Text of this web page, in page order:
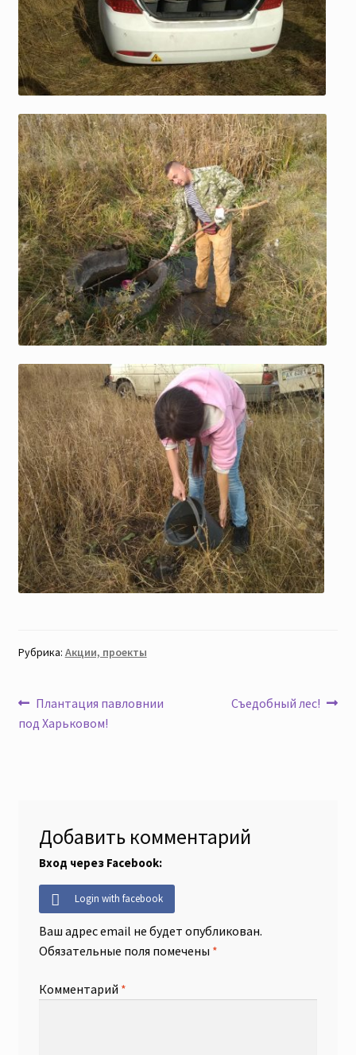
Рубрика: Акции, проекты
Навигация
по
Предыдущая
запись:
Плантация павловнии
под Харьковом!
Следующая
Съедобный лес!
Добавить комментарий
Вход через Facebook:
Login with facebook
Ваш адрес email не будет опубликован.
Обязательные поля помечены *
Комментарий *